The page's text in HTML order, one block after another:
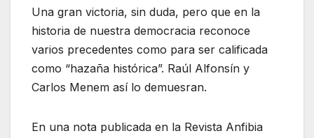
Una gran victoria, sin duda, pero que en la
historia de nuestra democracia reconoce
varios precedentes como para ser calificada
como “hazaña histórica”. Raúl Alfonsín y
Carlos Menem así lo demuesran.
En una nota publicada en la Revista Anfibia